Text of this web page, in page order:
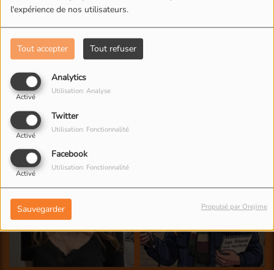
l'expérience de nos utilisateurs.
Tout accepter Tout refuser
Analytics
Activé
Utilisation: Analyse
Twitter
Activé
Utilisation: Fonctionnalité
Facebook
Activé
Utilisation: Fonctionnalité
Sauvegarder Propulsé par Orejime